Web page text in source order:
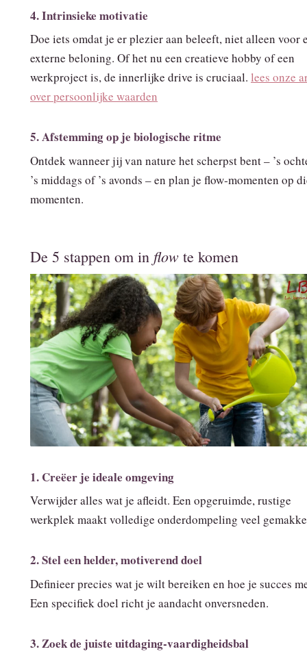
4. Intrinsieke motivatie
Doe iets omdat je er plezier aan beleeft, niet alleen voor
externe beloning. Of het nu een creatieve hobby of een
werkproject is, de innerlijke drive is cruciaal. lees onze
over persoonlijke waarden
5. Afstemming op je biologische ritme
Ontdek wanneer jij van nature het scherpst bent – ’s
’s middags of ’s avonds – en plan je flow‑momenten op
momenten.
De 5 stappen om in flow te komen
1. Creëer je ideale omgeving
Verwijder alles wat je afleidt. Een opgeruimde, rustige
werkplek maakt volledige onderdompeling veel
2. Stel een helder, motiverend doel
Definieer precies wat je wilt bereiken en hoe je succes
Een specifiek doel richt je aandacht onversneden.
3. Zoek de juiste uitdaging‑vaardigheidsbal